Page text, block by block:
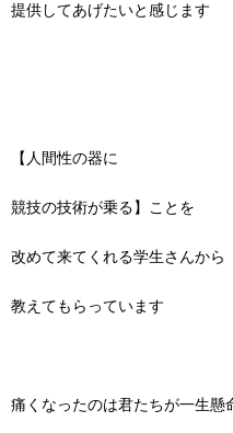
提供してあげたいと感じます
【人間性の器に
競技の技術が乗る】ことを
改めて来てくれる学生さんから
教えてもらっています
痛くなったのは君たちが一生懸